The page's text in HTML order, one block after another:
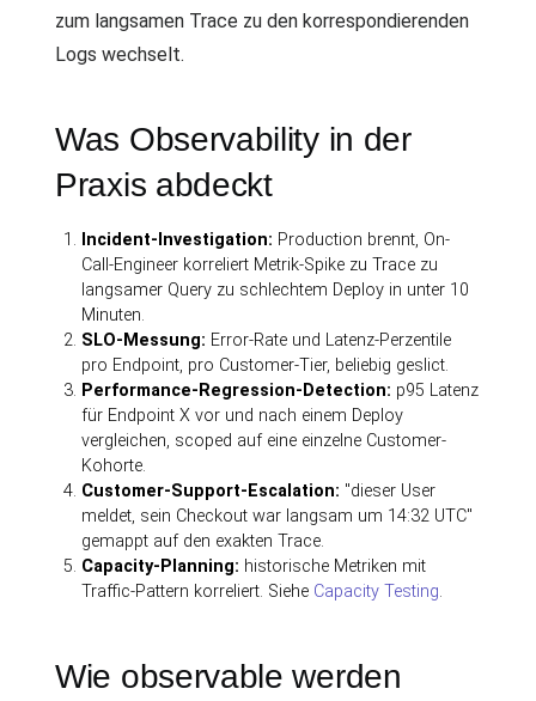
zum langsamen Trace zu den korrespondierenden
Logs wechselt.
Was Observability in der
Praxis abdeckt
Incident-Investigation: Production brennt, On-
Call-Engineer korreliert Metrik-Spike zu Trace zu
langsamer Query zu schlechtem Deploy in unter 10
Minuten.
SLO-Messung: Error-Rate und Latenz-Perzentile
pro Endpoint, pro Customer-Tier, beliebig geslict.
Performance-Regression-Detection: p95 Latenz
für Endpoint X vor und nach einem Deploy
vergleichen, scoped auf eine einzelne Customer-
Kohorte.
Customer-Support-Escalation: "dieser User
meldet, sein Checkout war langsam um 14:32 UTC"
gemappt auf den exakten Trace.
Capacity-Planning: historische Metriken mit
Traffic-Pattern korreliert. Siehe Capacity Testing.
Wie observable werden